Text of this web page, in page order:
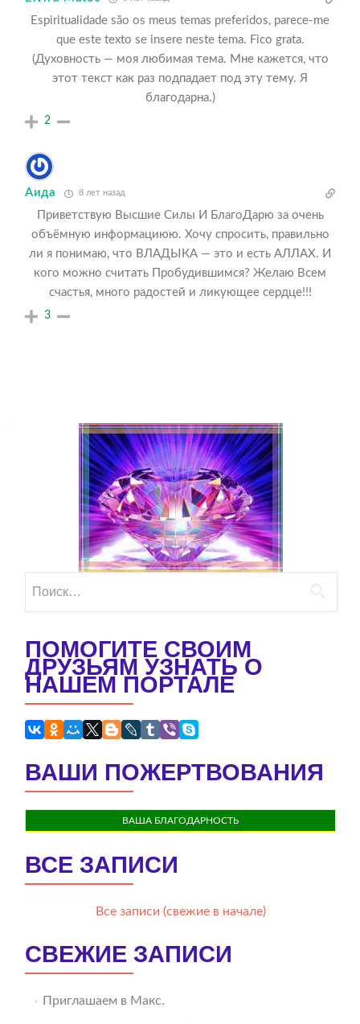
Espiritualidade são os meus temas preferidos, parece-me
que este texto se insere neste tema. Fico grata.
(Духовность — моя любимая тема. Мне кажется, что
этот текст как раз подпадает под эту тему. Я
благодарна.)
2
Аида 8 лет назад
Приветствую Высшие Силы И БлагоДарю за очень
объёмную информациюю. Хочу спросить, правильно
ли я понимаю, что ВЛАДЫКА — это и есть АЛЛАХ. И
кого можно считать Пробудившимся? Желаю Всем
счастья, много радостей и ликующее сердце!!!
3
ПОМОГИТЕ СВОИМ
ДРУЗЬЯМ УЗНАТЬ О
НАШЕМ ПОРТАЛЕ
ВАШИ ПОЖЕРТВОВАНИЯ
ВАША БЛАГОДАРНОСТЬ
ВСЕ ЗАПИСИ
Все записи (свежие в начале)
СВЕЖИЕ ЗАПИСИ
Приглашаем в Макс.